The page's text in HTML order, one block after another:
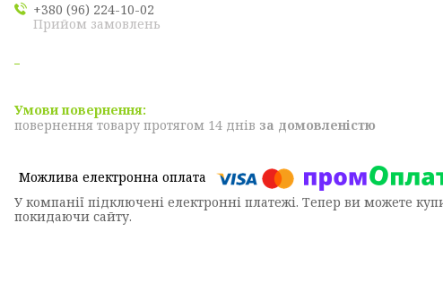
+380 (96) 224-10-02
Прийом замовлень
повернення товару протягом 14 днів за домовленістю
У компанії підключені електронні платежі. Тепер ви можете
покидаючи сайту.